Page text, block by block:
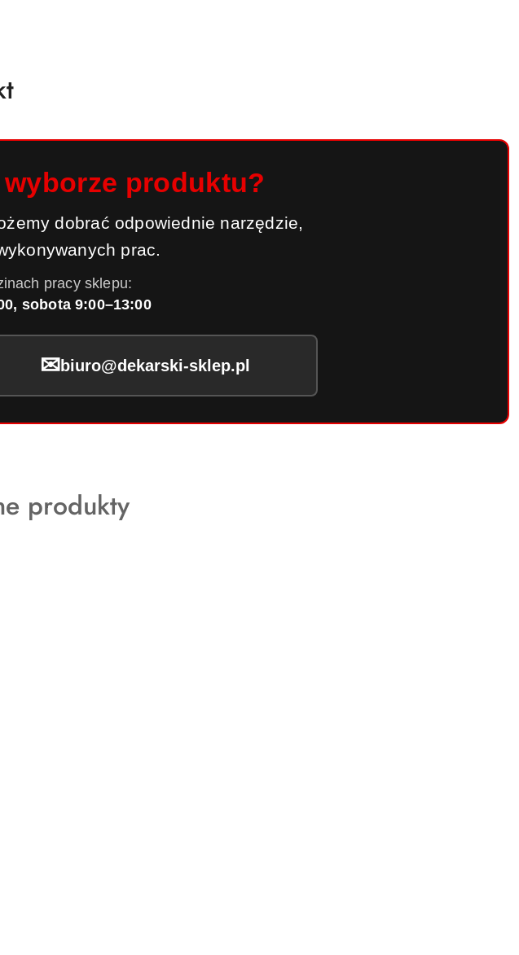
produktu?
dobrać odpowiednie narzędzie,
prac.
pracy sklepu:
sobota 9:00–13:00
✉ biuro@dekarski-sklep.pl
produkty